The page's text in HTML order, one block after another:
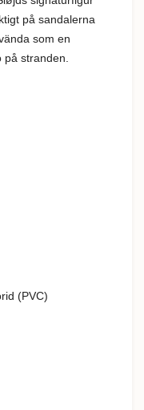
på sandalerna
som en
stranden.
(PVC)